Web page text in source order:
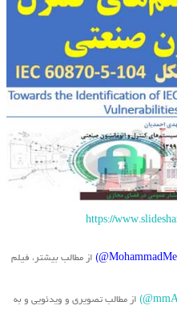
https://
از مطالب بیشتر، فیلم
از مطالب تصویری و ویدئویی و به